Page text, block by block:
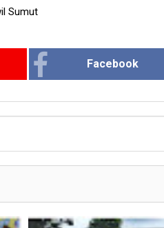
Sumut
Facebook